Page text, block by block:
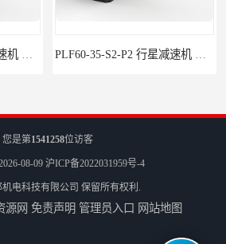
您是第1541258位访客
08-09 沪ICP备2022031959号-4
机电科技有限公司 保留所有权利.
源网 免责声明 管理员入口 网站地图